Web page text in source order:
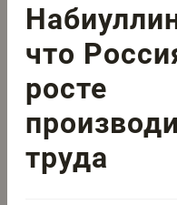
что
росте
труда